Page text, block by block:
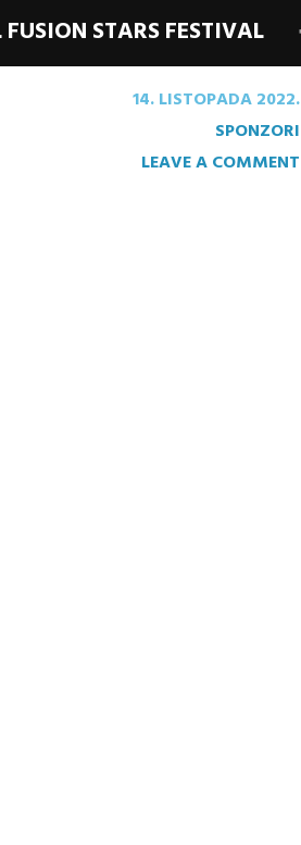
STARS FESTIVAL
14. LISTOPADA 2022.
SPONZORI
LEAVE A COMMENT